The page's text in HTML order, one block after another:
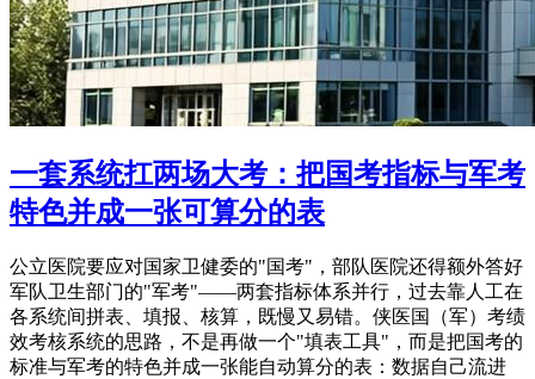
一套系统扛两场大考：把国考指标与军考
特色并成一张可算分的表
公立医院要应对国家卫健委的"国考"，部队医院还得额外答好
军队卫生部门的"军考"——两套指标体系并行，过去靠人工在
各系统间拼表、填报、核算，既慢又易错。侠医国（军）考绩
效考核系统的思路，不是再做一个"填表工具"，而是把国考的
标准与军考的特色并成一张能自动算分的表：数据自己流进